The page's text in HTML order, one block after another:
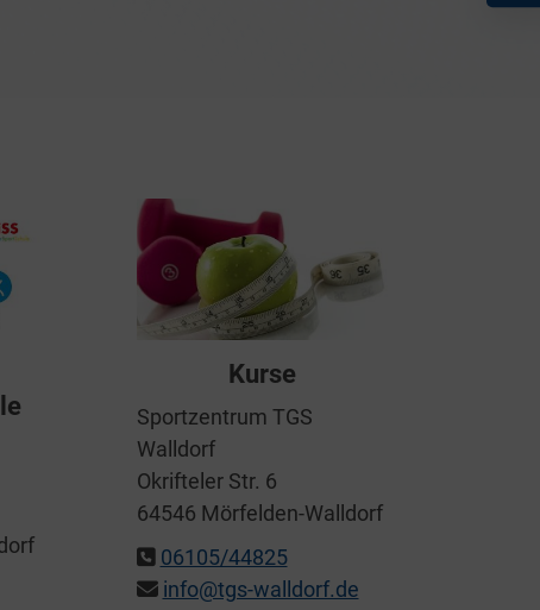
Kurse
Sportzentrum TGS
Walldorf
Okrifteler Str. 6
64546 Mörfelden-Walldorf
06105/44825
info@tgs-walldorf.de